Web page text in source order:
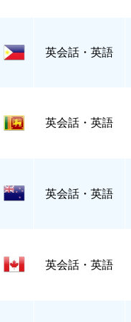
英会話・英語
英会話・英語
英会話・英語
英会話・英語